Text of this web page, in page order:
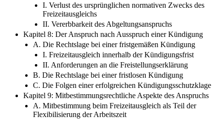
I. Verlust des ursprünglichen normativen Zwecks des
Freizeitausgleichs
II. Vererbbarkeit des Abgeltungsanspruchs
Kapitel 8: Der Anspruch nach Ausspruch einer Kündigung
A. Die Rechtslage bei einer fristgemäßen Kündigung
I. Freizeitausgleich innerhalb der Kündigungsfrist
II. Anforderungen an die Freistellungserklärung
B. Die Rechtslage bei einer fristlosen Kündigung
C. Die Folgen einer erfolgreichen Kündigungsschutzklage
Kapitel 9: Mitbestimmungsrechtliche Aspekte des Anspruchs
A. Mitbestimmung beim Freizeitausgleich als Teil der
Flexibilisierung der Arbeitszeit